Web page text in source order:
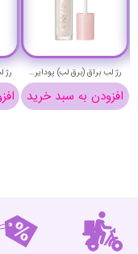
رژ لب براق (برق لب) پودایر شماره 16 - Pudaier silky lip gloss 16
افزودن به سبد خرید
رژ لب براق (برق لب) پودایر شماره 4 - Pudaier silky lip gloss 4